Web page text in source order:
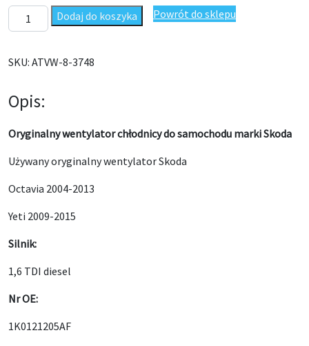
ilość Wentylator chłodnicy Skoda 1K0121205AF Oryginał
Dodaj do koszyka Powrót do sklepu
SKU: ATVW-8-3748
Opis:
Oryginalny wentylator chłodnicy do samochodu marki Skoda
Używany oryginalny wentylator Skoda
Octavia 2004-2013
Yeti 2009-2015
Silnik:
1,6 TDI diesel
Nr OE:
1K0121205AF